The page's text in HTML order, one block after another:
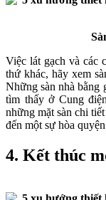
Việc lát gạch và các
thứ khác, hãy xem
Những sàn nhà bằng
tìm thấy ở Cung
những mặt sàn chi
đến một sự hòa
4. Kết thúc